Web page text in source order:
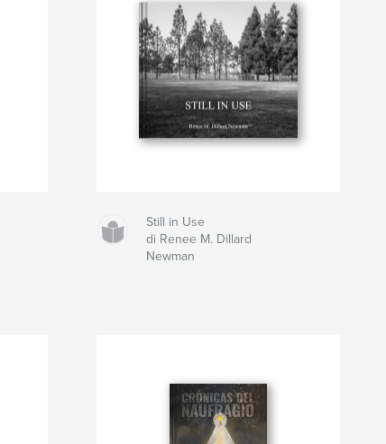
Still in Use
di Renee M. Dillard
Newman